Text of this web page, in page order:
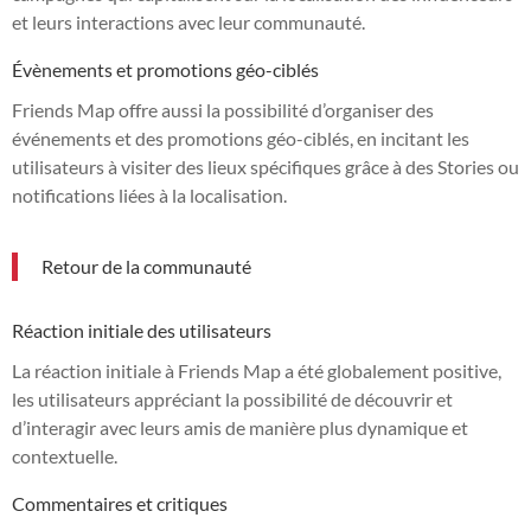
et leurs interactions avec leur communauté.
Évènements et promotions géo-ciblés
Friends Map offre aussi la possibilité d’organiser des
événements et des promotions géo-ciblés, en incitant les
utilisateurs à visiter des lieux spécifiques grâce à des Stories ou
notifications liées à la localisation.
Retour de la communauté
Réaction initiale des utilisateurs
La réaction initiale à Friends Map a été globalement positive,
les utilisateurs appréciant la possibilité de découvrir et
d’interagir avec leurs amis de manière plus dynamique et
contextuelle.
Commentaires et critiques